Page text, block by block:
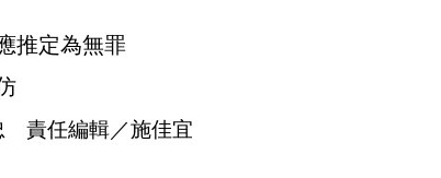
推定為無罪
責任編輯／施佳宜